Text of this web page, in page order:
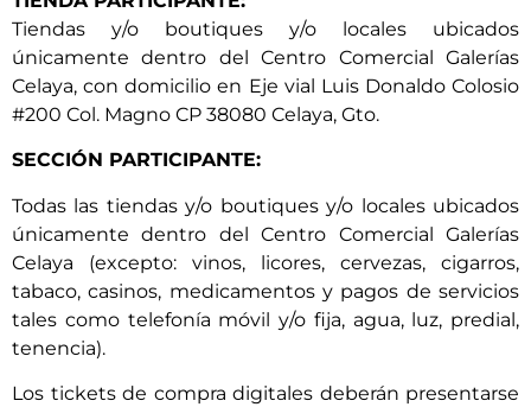
Tiendas y/o boutiques y/o locales ubicados
únicamente dentro del Centro Comercial Galerías
Celaya, con domicilio en Eje vial Luis Donaldo Colosio
#200 Col. Magno CP 38080 Celaya, Gto.
SECCIÓN PARTICIPANTE:
Todas las tiendas y/o boutiques y/o locales ubicados
únicamente dentro del Centro Comercial Galerías
Celaya (excepto: vinos, licores, cervezas, cigarros,
tabaco, casinos, medicamentos y pagos de servicios
tales como telefonía móvil y/o fija, agua, luz, predial,
tenencia).
Los tickets de compra digitales deberán presentarse